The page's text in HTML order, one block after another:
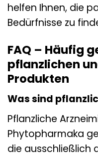
helfen Ihnen, die
Bedürfnisse zu
FAQ – Häufig
pflanzlichen
Produkten
Was sind
Pflanzliche
Phytopharmaka
die ausschließlich